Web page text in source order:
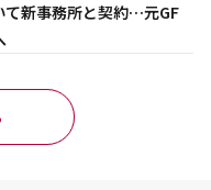
て新事務所と契約…元GF